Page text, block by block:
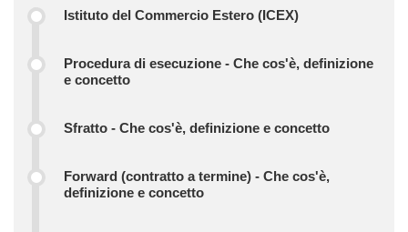
Istituto del Commercio Estero (ICEX)
Procedura di esecuzione - Che cos'è, definizione
e concetto
Sfratto - Che cos'è, definizione e concetto
Forward (contratto a termine) - Che cos'è,
definizione e concetto